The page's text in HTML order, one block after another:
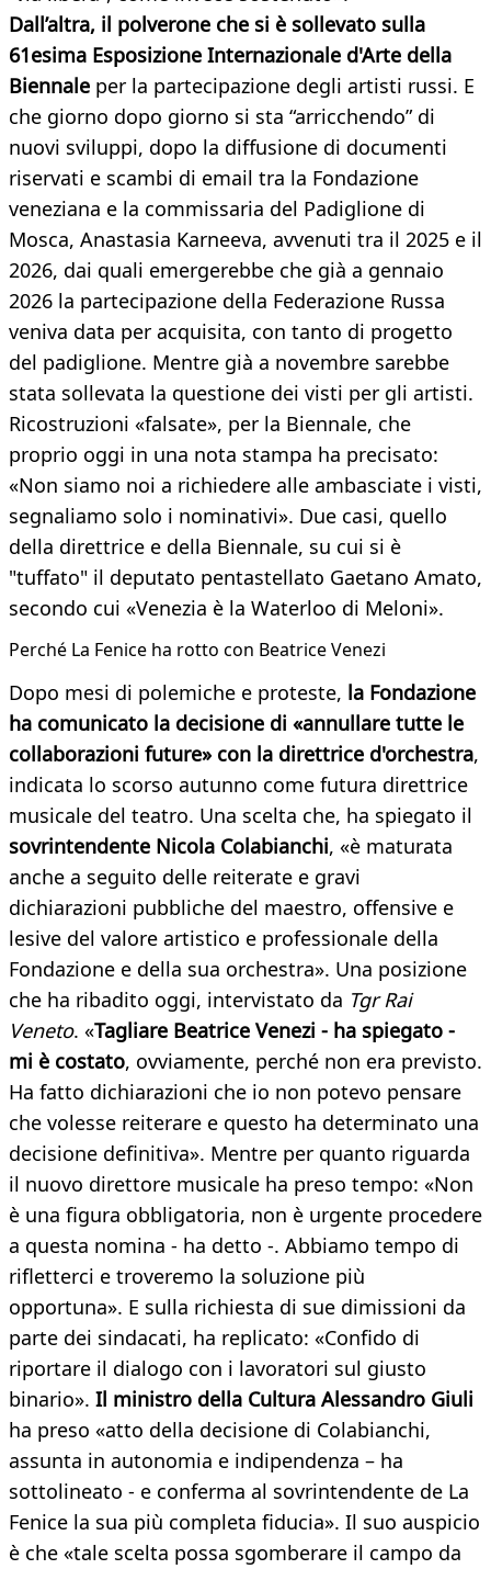
Dall’altra, il polverone che si è sollevato sulla
61esima Esposizione Internazionale d'Arte della
Biennale per la partecipazione degli artisti russi. E
che giorno dopo giorno si sta “arricchendo” di
nuovi sviluppi, dopo la diffusione di documenti
riservati e scambi di email tra la Fondazione
veneziana e la commissaria del Padiglione di
Mosca, Anastasia Karneeva, avvenuti tra il 2025 e il
2026, dai quali emergerebbe che già a gennaio
2026 la partecipazione della Federazione Russa
veniva data per acquisita, con tanto di progetto
del padiglione. Mentre già a novembre sarebbe
stata sollevata la questione dei visti per gli artisti.
Ricostruzioni «falsate», per la Biennale, che
proprio oggi in una nota stampa ha precisato:
«Non siamo noi a richiedere alle ambasciate i visti,
segnaliamo solo i nominativi». Due casi, quello
della direttrice e della Biennale, su cui si è
"tuffato" il deputato pentastellato Gaetano Amato,
secondo cui «Venezia è la Waterloo di Meloni».
Perché La Fenice ha rotto con Beatrice Venezi
Dopo mesi di polemiche e proteste, la Fondazione
ha comunicato la decisione di «annullare tutte le
collaborazioni future» con la direttrice d'orchestra,
indicata lo scorso autunno come futura direttrice
musicale del teatro. Una scelta che, ha spiegato il
sovrintendente Nicola Colabianchi, «è maturata
anche a seguito delle reiterate e gravi
dichiarazioni pubbliche del maestro, offensive e
lesive del valore artistico e professionale della
Fondazione e della sua orchestra». Una posizione
che ha ribadito oggi, intervistato da Tgr Rai
Veneto. «Tagliare Beatrice Venezi - ha spiegato -
mi è costato, ovviamente, perché non era previsto.
Ha fatto dichiarazioni che io non potevo pensare
che volesse reiterare e questo ha determinato una
decisione definitiva». Mentre per quanto riguarda
il nuovo direttore musicale ha preso tempo: «Non
è una figura obbligatoria, non è urgente procedere
a questa nomina - ha detto -. Abbiamo tempo di
rifletterci e troveremo la soluzione più
opportuna». E sulla richiesta di sue dimissioni da
parte dei sindacati, ha replicato: «Confido di
riportare il dialogo con i lavoratori sul giusto
binario». Il ministro della Cultura Alessandro Giuli
ha preso «atto della decisione di Colabianchi,
assunta in autonomia e indipendenza – ha
sottolineato - e conferma al sovrintendente de La
Fenice la sua più completa fiducia». Il suo auspicio
è che «tale scelta possa sgomberare il campo da